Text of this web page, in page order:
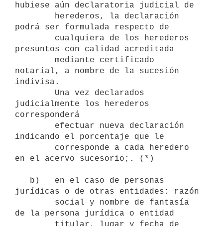
hubiese aún declaratoria judicial de
podrá ser formulada respecto de
presuntos con calidad acreditada
notarial, a nombre de la sucesión
indivisa.
judicialmente los herederos
corresponderá
indicando el porcentaje que le
en el acervo sucesorio;. (*)
jurídicas o de otras entidades: razón
de la persona jurídica o entidad